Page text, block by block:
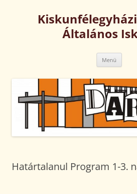
tartalomba
Általános
Menü
Határtalanul Program 1-3.